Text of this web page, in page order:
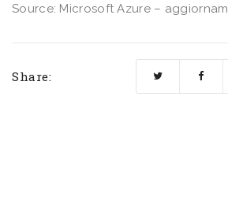
Source: Microsoft Azure –
Share: